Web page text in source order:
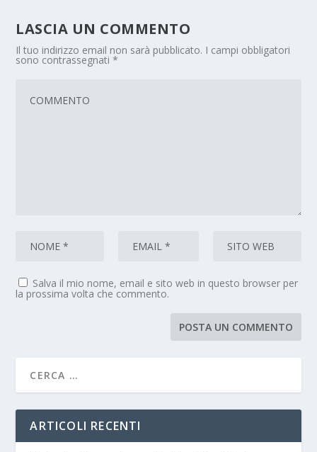
LASCIA UN COMMENTO
Il tuo indirizzo email non sarà pubblicato. I campi obbligatori
sono contrassegnati*
Salva il mio nome, email e sito web in questo browser per
la prossima volta che commento.
ARTICOLI RECENTI